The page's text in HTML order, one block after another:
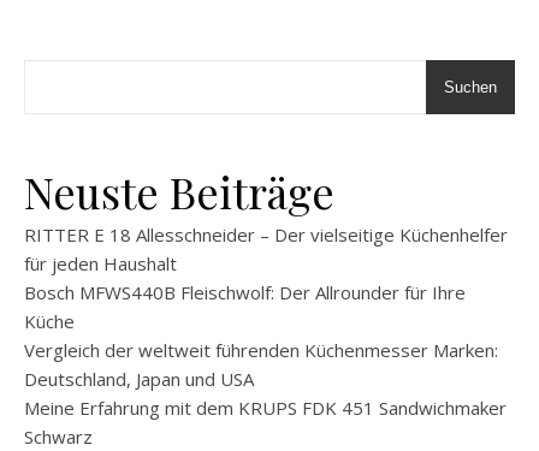
Suchen
Neuste Beiträge
RITTER E 18 Allesschneider – Der vielseitige Küchenhelfer
für jeden Haushalt
Bosch MFWS440B Fleischwolf: Der Allrounder für Ihre
Küche
Vergleich der weltweit führenden Küchenmesser Marken:
Deutschland, Japan und USA
Meine Erfahrung mit dem KRUPS FDK 451 Sandwichmaker
Schwarz